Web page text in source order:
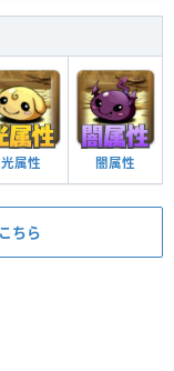
光属性 闇属性
ちら